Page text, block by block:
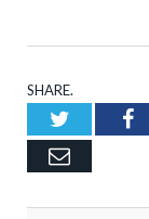
SHARE.
Twitter
Email